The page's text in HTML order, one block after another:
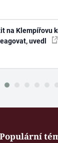
na Klempířovu
uvedl
Populární